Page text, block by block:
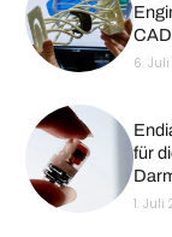
6.
für
1. Juli